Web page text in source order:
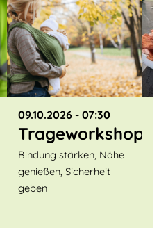
09.10.2026 - 07:30
Trageworkshop
Bindung stärken, Nähe
genießen, Sicherheit
geben